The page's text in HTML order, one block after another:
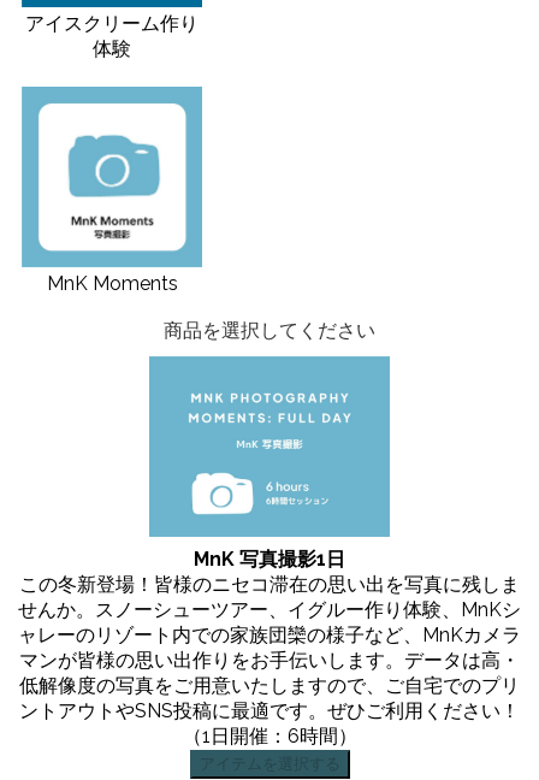
アイスクリーム作り
体験
MnK Moments
商品を選択してください
MnK 写真撮影1日
この冬新登場！皆様のニセコ滞在の思い出を写真に残しま
せんか。スノーシューツアー、イグルー作り体験、MnKシ
ャレーのリゾート内での家族団欒の様子など、MnKカメラ
マンが皆様の思い出作りをお手伝いします。データは高・
低解像度の写真をご用意いたしますので、ご自宅でのプリ
ントアウトやSNS投稿に最適です。ぜひご利用ください！
（1日開催：6時間）
アイテムを選択する